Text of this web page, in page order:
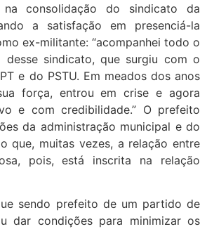
consolidação do sindicato da
a satisfação em presenciá-la
ex-militante: “acompanhei todo o
desse sindicato, que surgiu com o
e do PSTU. Em meados dos anos
força, entrou em crise e agora
e com credibilidade.” O prefeito
da administração municipal e do
que, muitas vezes, a relação entre
pois, está inscrita na relação
sendo prefeito de um partido de
dar condições para minimizar os